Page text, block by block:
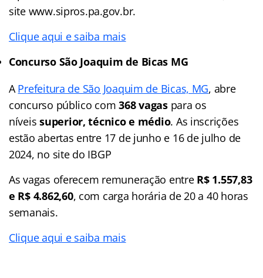
site www.sipros.pa.gov.br.
Clique aqui e saiba mais
Concurso São Joaquim de Bicas MG
APrefeitura de São Joaquim de Bicas, MG, abre
concurso público com368 vagaspara os
níveissuperior, técnico e médio. As inscrições
estão abertas entre 17 de junho e 16 de julho de
2024, no site do IBGP
As vagas oferecem remuneração entre R$ 1.557,83
e R$ 4.862,60, com carga horária de 20 a 40 horas
semanais.
Clique aqui e saiba mais